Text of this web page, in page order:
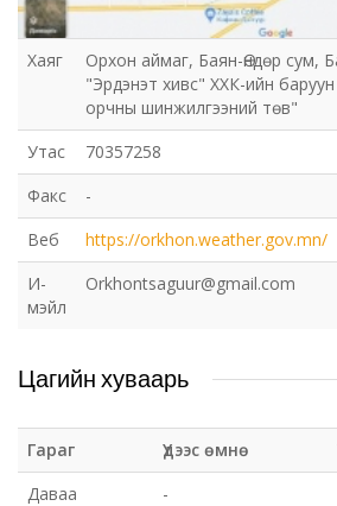
Хаяг
Орхон аймаг, Баян-Өндөр сум,
"Эрдэнэт хивс" ХХК-ийн
орчны шинжилгээний төв"
Утас
70357258
Факс
-
Веб
https://orkhon.weather.gov.mn/
И-
мэйл
Orkhontsaguur@gmail.com
Цагийн хуваарь
Гараг Үдээс өмнө
Даваа
-